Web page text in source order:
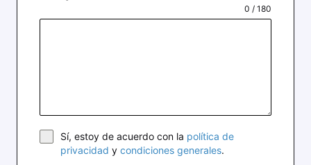
0 / 180
Sí, estoy de acuerdo con la política de
privacidad y condiciones generales.